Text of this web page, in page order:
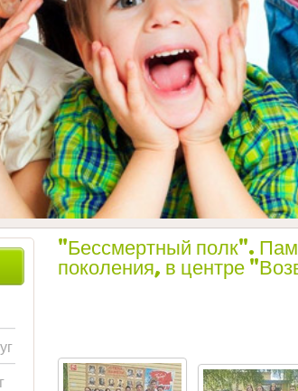
"Бессмертный полк".
поколения, в центре